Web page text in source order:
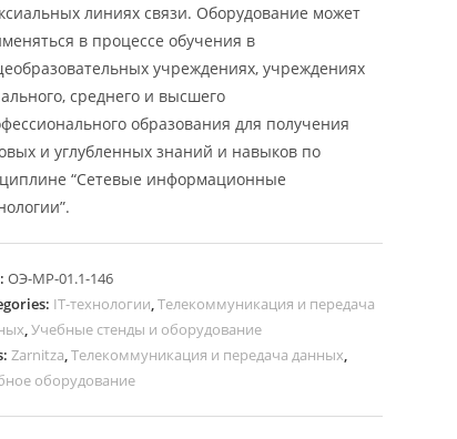
линиях связи. Оборудование может
в процессе обучения в
учреждениях, учреждениях
среднего и высшего
образования для получения
и углубленных знаний и навыков по
“Сетевые информационные
ОЭ-МР-01.1-146
IT-технологии,Телекоммуникация и передача
,Учебные стенды и оборудование
Zarnitza,Телекоммуникация и передача данных,
оборудование